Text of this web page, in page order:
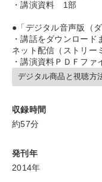
キーワード
イノベーション 通
中小企業
・講演資料 1部
●「デジタル音声版（
・講話をダウンロー
ネット配信（ストリー
・講演資料ＰＤＦファ
デジタル商品と視聴方
収録時間
約57分
発刊年
2014年